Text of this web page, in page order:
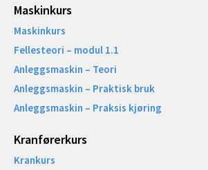
Maskinkurs
Maskinkurs
Fellesteori – modul 1.1
Anleggsmaskin – Teori
Anleggsmaskin – Praktisk bruk
Anleggsmaskin – Praksis kjøring
Kranførerkurs
Krankurs